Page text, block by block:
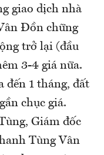
giao dịch nhà
Đồn chững
trở lại (đầu
3-4 giá nữa.
đến 1 tháng, đất
chục giá.
Giám đốc
Tùng Vân